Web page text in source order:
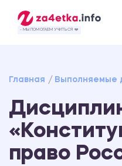
- МЫ ПОМОГАЕМ УЧИТЬСЯ ❤️
Главная Выполняемые
право